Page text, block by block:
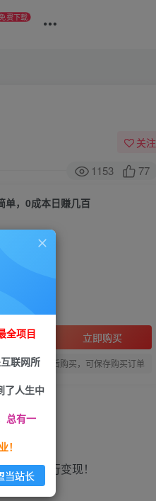
费下载
关注
1153 77
单，0成本日赚几百
立即购买
！建议登陆后购买，可保存购买订单
取图进行变现！
全项目
联网所
了人生中
总有一
！
当站长